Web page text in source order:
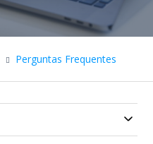
Perguntas Frequentes